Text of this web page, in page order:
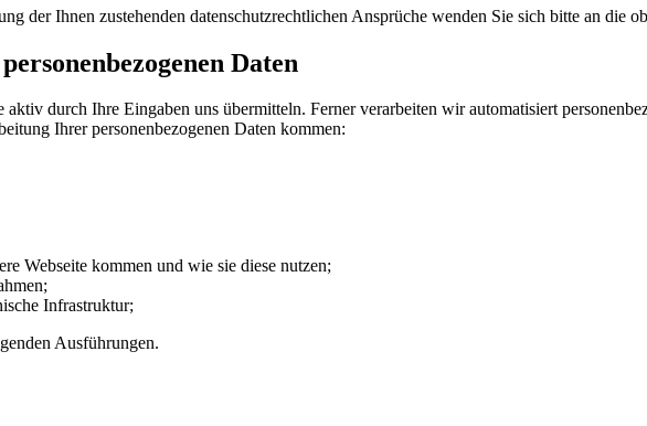
der Ihnen zustehenden datenschutzrechtlichen Ansprüche wenden Sie sich bitte an die
Daten
durch Ihre Eingaben uns übermitteln. Ferner verarbeiten wir automatisiert
Ihrer personenbezogenen Daten kommen:
Webseite kommen und wie sie diese nutzen;
Infrastruktur;
Ausführungen.